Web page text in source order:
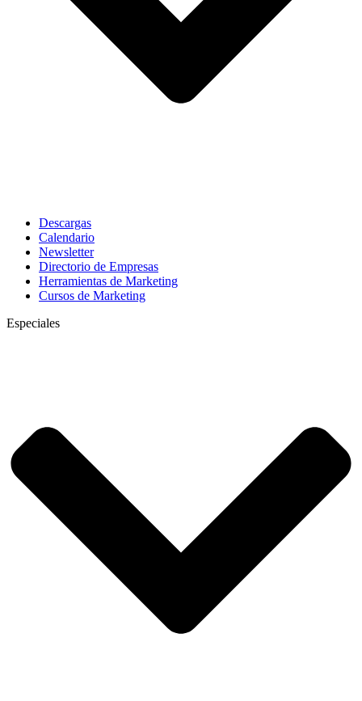
Descargas
Calendario
Newsletter
Directorio de Empresas
Herramientas de Marketing
Cursos de Marketing
Especiales